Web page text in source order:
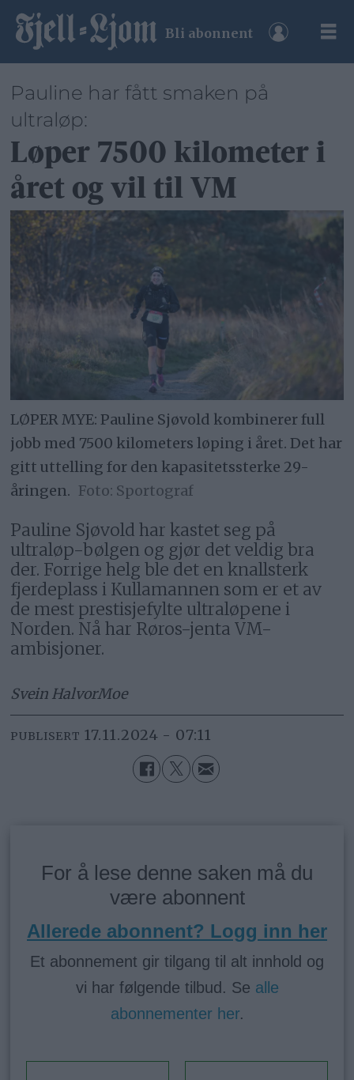
Bli abonnent
Pauline har fått smaken på
ultraløp:
Løper 7500 kilometer i
året og vil til VM
LØPER MYE: Pauline Sjøvold kombinerer full
jobb med 7500 kilometers løping i året. Det har
gitt uttelling for den kapasitetssterke 29-
åringen.
Sportograf
Pauline Sjøvold har kastet seg på
ultraløp-bølgen og gjør det veldig bra
der. Forrige helg ble det en knallsterk
fjerdeplass i Kullamannen som er et av
de mest prestisjefylte ultraløpene i
Norden. Nå har Røros-jenta VM-
ambisjoner.
Svein HalvorMoe
PUBLISERT 17.11.2024 - 07:11
For å lese denne saken må du
være abonnent
Allerede abonnent? Logg inn her
Et abonnement gir tilgang til alt innhold og
vi har følgende tilbud. Se alle
abonnementer her.